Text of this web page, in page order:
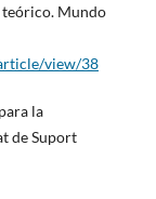
teórico. Mundo
view/38
la
de Suport